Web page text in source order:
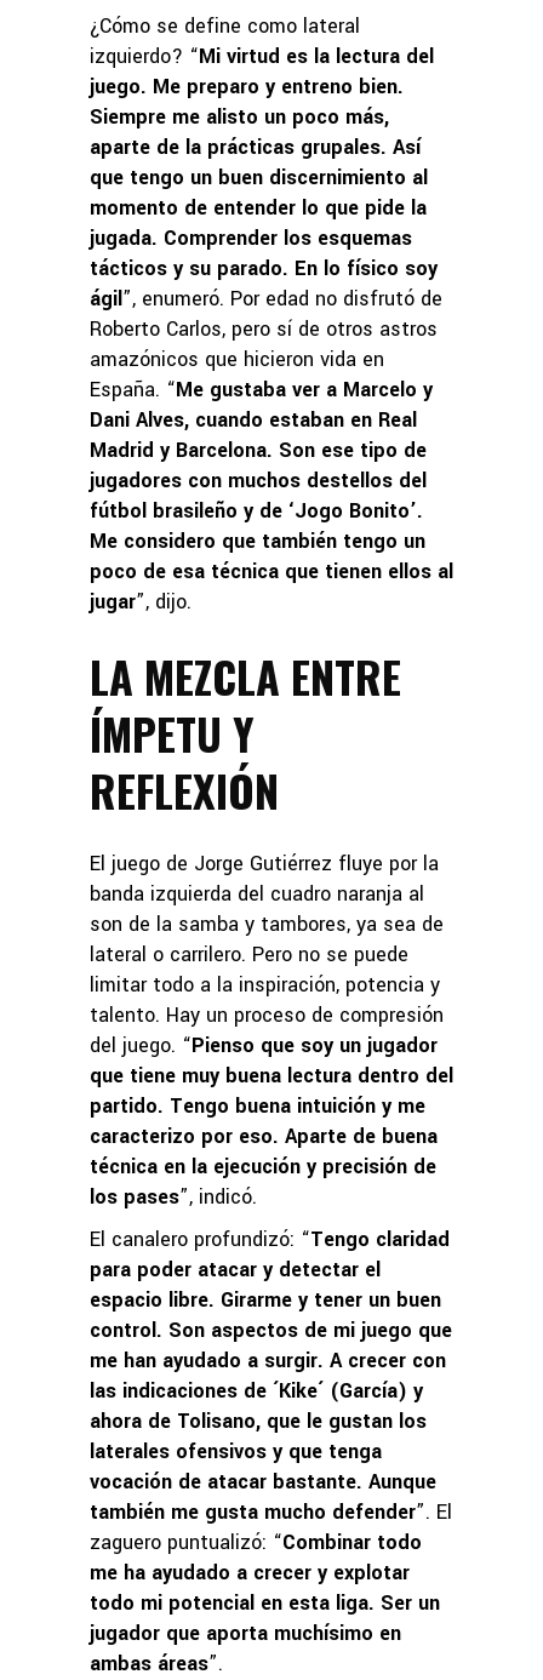
¿Cómo se define como lateral
izquierdo? “Mi virtud es la lectura del
juego. Me preparo y entreno bien.
Siempre me alisto un poco más,
aparte de la prácticas grupales. Así
que tengo un buen discernimiento al
momento de entender lo que pide la
jugada. Comprender los esquemas
tácticos y su parado. En lo físico soy
ágil”, enumeró. Por edad no disfrutó de
Roberto Carlos, pero sí de otros astros
amazónicos que hicieron vida en
España. “Me gustaba ver a Marcelo y
Dani Alves, cuando estaban en Real
Madrid y Barcelona. Son ese tipo de
jugadores con muchos destellos del
fútbol brasileño y de ‘Jogo Bonito’.
Me considero que también tengo un
poco de esa técnica que tienen ellos al
jugar”, dijo.
LA MEZCLA ENTRE
ÍMPETU Y
REFLEXIÓN
El juego de Jorge Gutiérrez fluye por la
banda izquierda del cuadro naranja al
son de la samba y tambores, ya sea de
lateral o carrilero. Pero no se puede
limitar todo a la inspiración, potencia y
talento. Hay un proceso de compresión
del juego. “Pienso que soy un jugador
que tiene muy buena lectura dentro del
partido. Tengo buena intuición y me
caracterizo por eso. Aparte de buena
técnica en la ejecución y precisión de
los pases”, indicó.
El canalero profundizó: “Tengo claridad
para poder atacar y detectar el
espacio libre. Girarme y tener un buen
control. Son aspectos de mi juego que
me han ayudado a surgir. A crecer con
las indicaciones de ´Kike´ (García) y
ahora de Tolisano, que le gustan los
laterales ofensivos y que tenga
vocación de atacar bastante. Aunque
también me gusta mucho defender”. El
zaguero puntualizó: “Combinar todo
me ha ayudado a crecer y explotar
todo mi potencial en esta liga. Ser un
jugador que aporta muchísimo en
ambas áreas”.